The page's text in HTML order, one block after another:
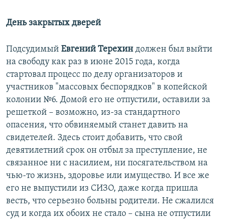
День закрытых дверей
Подсудимый Евгений Терехин должен был выйти
на свободу как раз в июне 2015 года, когда
стартовал процесс по делу организаторов и
участников "массовых беспорядков" в копейской
колонии №6. Домой его не отпустили, оставили за
решеткой – возможно, из-за стандартного
опасения, что обвиняемый станет давить на
свидетелей. Здесь стоит добавить, что свой
девятилетний срок он отбыл за преступление, не
связанное ни с насилием, ни посягательством на
чью-то жизнь, здоровье или имущество. И все же
его не выпустили из СИЗО, даже когда пришла
весть, что серьезно больны родители. Не сжалился
суд и когда их обоих не стало – сына не отпустили